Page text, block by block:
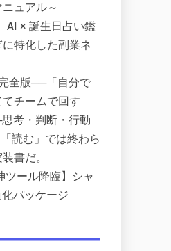
ュアル～
AI × 誕生日占い鑑
特化した副業ネ
全版──「自分で
チームで回す
考・判断・行動
読む」では終わら
書だ。
ツール降臨】シャ
パッケージ